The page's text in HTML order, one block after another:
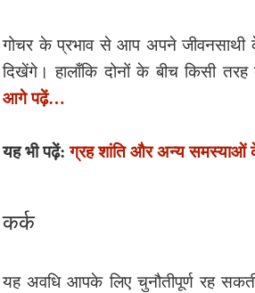
गोचर के प्रभाव से आप अपने जीवनसाथी
दिखेंगे। हालाँकि दोनों के बीच किसी
आगे पढ़ें…
यह भी पढ़ें:ग्रह शांति और अन्य समस्याओं
कर्क
यह अवधि आपके लिए चुनौतीपूर्ण रह सकती